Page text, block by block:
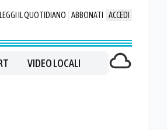
LEGGI IL QUOTIDIANO ABBONATI ACCEDI
VIDEO LOCALI